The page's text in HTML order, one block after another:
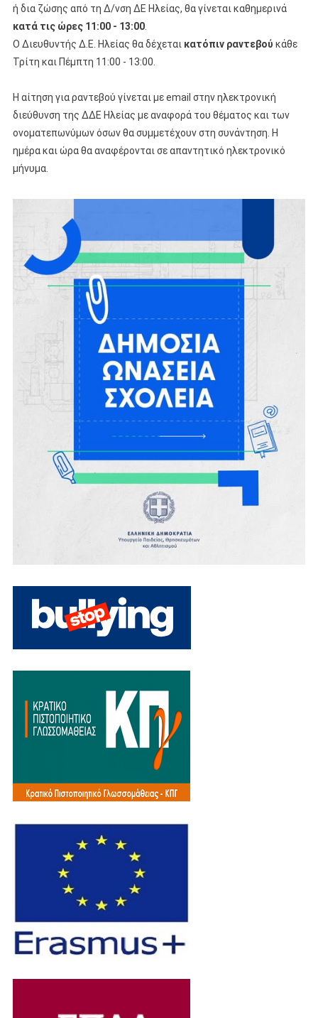
ή δια ζώσης από τη Δ/νση ΔΕ Ηλείας, θα γίνεται καθημερινά
κατά τις ώρες 11:00 - 13:00.
Ο Διευθυντής Δ.Ε. Ηλείας θα δέχεται κατόπιν ραντεβού κάθε
Τρίτη και Πέμπτη 11:00 - 13:00.
Η αίτηση για ραντεβού γίνεται με email στην ηλεκτρονική
διεύθυνση της ΔΔΕ Ηλείας με αναφορά του θέματος και των
ονοματεπωνύμων όσων θα συμμετέχουν στη συνάντηση. Η
ημέρα και ώρα θα αναφέρονται σε απαντητικό ηλεκτρονικό
μήνυμα.